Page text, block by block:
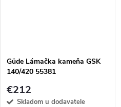
Güde Lámačka kameňa GSK
140/420 55381
€212
Skladom u dodavatele